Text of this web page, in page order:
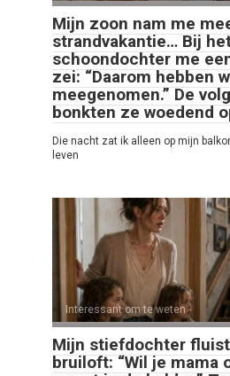
Mijn zoon nam me
strandvakantie… Bij
schoondochter me
zei: “Daarom hebben
meegenomen.” De
bonkten ze woedend
Die nacht zat ik alleen op mijn
leven
Interessant om te weten
Mijn stiefdochter
bruiloft: “Wil je mama